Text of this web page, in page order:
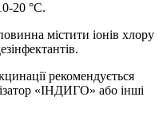
20 °С.
містити іонів хлору
рекомендується
«ІНДИГО» або інші